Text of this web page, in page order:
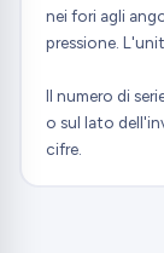
nei fori agli
pressione.
Il numero di
o sul lato
cifre.